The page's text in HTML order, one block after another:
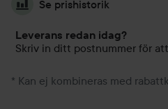
Se prishistorik
Leverans redan idag?
Skriv in ditt postnummer för
* Kan ej kombineras med